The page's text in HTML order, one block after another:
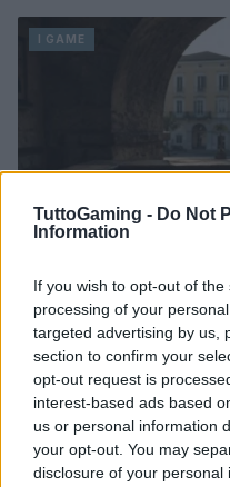
TuttoGaming - Do Not
Information
If you wish to opt-out of
processing of your
targeted advertising by us,
section to confirm your
opt-out request is
interest-based ads based
us or personal information
your opt-out. You may
disclosure of your
I GAME
EUG 2026: Salerno
europei
Andrea Conforti · 3 Ago 2026
I GAME